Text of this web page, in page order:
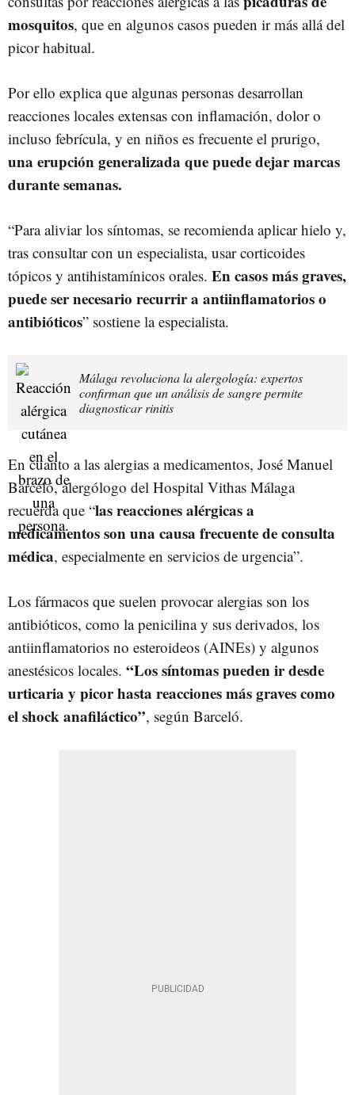
mosquitos, que en algunos casos pueden ir más allá del
picor habitual.
Por ello explica que algunas personas desarrollan
reacciones locales extensas con inflamación, dolor o
incluso febrícula, y en niños es frecuente el prurigo,
una erupción generalizada que puede dejar marcas
durante semanas.
“Para aliviar los síntomas, se recomienda aplicar hielo y,
tras consultar con un especialista, usar corticoides
tópicos y antihistamínicos orales. En casos más graves,
puede ser necesario recurrir a antiinflamatorios o
antibióticos” sostiene la especialista.
Málaga revoluciona la alergología: expertos
confirman que un análisis de sangre permite
diagnosticar rinitis
En cuanto a las alergias a medicamentos, José Manuel
Barceló, alergólogo del Hospital Vithas Málaga
recuerda que “las reacciones alérgicas a
medicamentos son una causa frecuente de consulta
médica, especialmente en servicios de urgencia”.
Los fármacos que suelen provocar alergias son los
antibióticos, como la penicilina y sus derivados, los
antiinflamatorios no esteroideos (AINEs) y algunos
anestésicos locales. “Los síntomas pueden ir desde
urticaria y picor hasta reacciones más graves como
el shock anafiláctico”, según Barceló.